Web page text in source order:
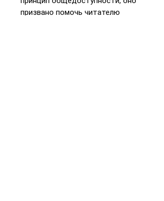
призвано помочь читателю